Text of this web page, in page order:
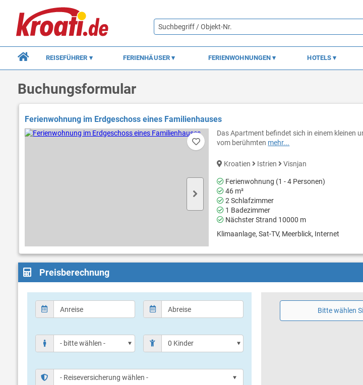
REISEFÜHRER FERIENHÄUSER FERIENWOHNUNGEN HOTELS
Buchungsformular
Ferienwohnung im Erdgeschoss eines Familienhauses
Das Apartment befindet sich in einem kleinen
vom berühmten mehr...
Kroatien Istrien Visnjan
Ferienwohnung (1 - 4 Personen)
46 m²
2 Schlafzimmer
1 Badezimmer
Nächster Strand 10000 m
Klimaanlage, Sat-TV, Meerblick, Internet
Preisberechnung
Bitte wählen